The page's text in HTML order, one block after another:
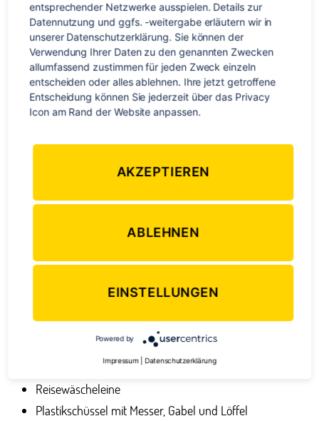
Bequeme und praktische Hosen aus leichtem Stoff mit
vielen Taschen
eine Jeans
Fleece-Jacke oder -Pullover
Unterwäsche und Socken
Wanderschuhe
Kopfbedeckung (Hut, Basecap)
Ausreichend Wasser
Taschenmesser
Toilettenartikel
Reisewäscheleine
Plastikschüssel mit Messer, Gabel und Löffel
entsprechender Netzwerke ausspielen. Details zur
Datennutzung und ggfs. -weitergabe erläutern wir in
unserer Datenschutzerklärung. Sie können der
Verwendung Ihrer Daten zu den genannten Zwecken
allumfassend zustimmen für jeden Zweck einzeln
entscheiden oder alles ablehnen. Ihre jetzt getroffene
Entscheidung können Sie jederzeit über das Privacy
Icon am Rand der Website anpassen.
AKZEPTIEREN
ABLEHNEN
EINSTELLUNGEN
Powered by
Impressum Datenschutzerklärung